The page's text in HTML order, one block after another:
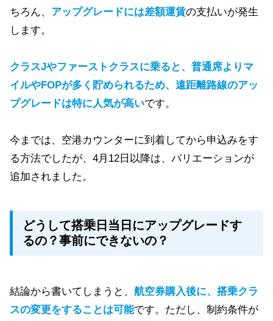
ちろん、 アップグレードには差額運賃の支払いが発生
します。
クラスJやファーストクラスに乗ると、普通席よりマ
イルやFOPが多く貯められるため、遠距離路線のアッ
プグレードは特に人気が高いです。
今までは、空港カウンターに到着してから申込みをす
る方法でしたが、4月12日以降は、バリエーションが
追加されました。
どうして搭乗日当日にアップグレードす
るの？事前にできないの？
結論から書いてしまうと、 航空券購入後に、搭乗クラ
スの変更をすることは可能です。ただし、制約条件が